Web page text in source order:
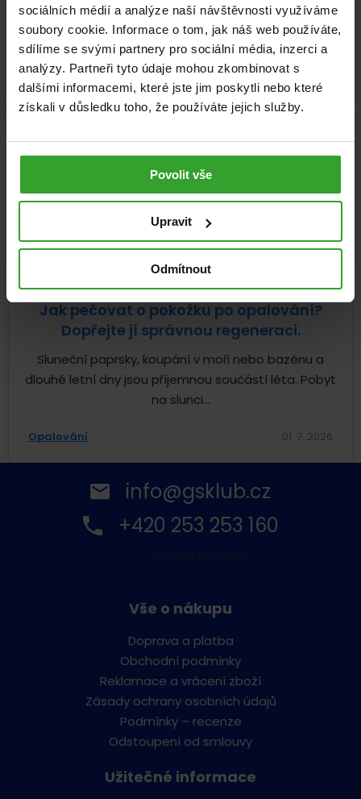
sociálních médií a analýze naší návštěvnosti využíváme
soubory cookie. Informace o tom, jak náš web používáte,
sdílíme se svými partnery pro sociální média, inzerci a
analýzy. Partneři tyto údaje mohou zkombinovat s
dalšími informacemi, které jste jim poskytli nebo které
získali v důsledku toho, že používáte jejich služby.
Povolit vše
Upravit
Odmítnout
Pevné kosti nejsou samozřejmostí. Kostní tkáň se po
celý život neustále obnovuje a reaguje na to, co jíme,...
Pohybová soustava Zdravá výživa 22. 7. 2026
Jak pečovat o pokožku po opalování?
Dopřejte jí správnou regeneraci.
Sluneční paprsky, koupání v moři nebo bazénu a
dlouhé letní dny jsou příjemnou součástí léta. Pobyt
na slunci...
Opalování 01. 7. 2026
info@gsklub.cz
+420 253 253 160
Vše o nákupu
Doprava a platba
Obchodní podmínky
Reklamace a vrácení zboží
Zásady ochrany osobních údajů
Podmínky – recenze
Odstoupení od smlouvy
Užitečné informace